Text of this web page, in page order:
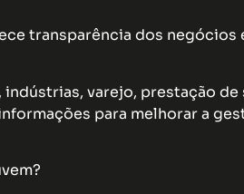
transparência dos
varejo, prestação de
para melhorar a